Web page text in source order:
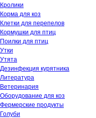
Кролики
Корма для коз
Клетки для перепелов
Кормушки для птиц
Поилки для птиц
Утки
Утята
Дезинфекция курятника
Литература
Ветеринария
Оборудование для коз
Фермерские продукты
Голуби